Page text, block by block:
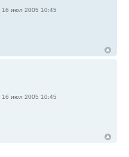
16 июл 2005 10:45
16 июл 2005 10:45